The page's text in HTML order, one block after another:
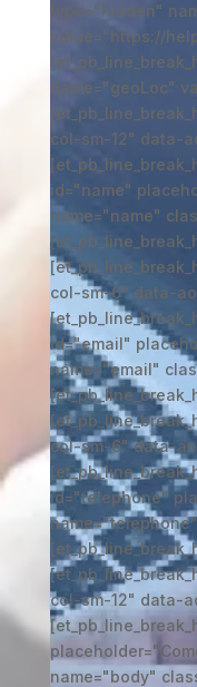
type="hidden"
value="https://
name="geoLoc"
col-sm-12" data-
id="name"
name="name"
col-sm-6" data-
id="email"
name="email"
col-sm-6" data-
id="telephone"
col-sm-12" data-
name="body"